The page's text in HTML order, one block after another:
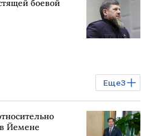
боевой
Еще3
Рамзан Кадыров
Йемене